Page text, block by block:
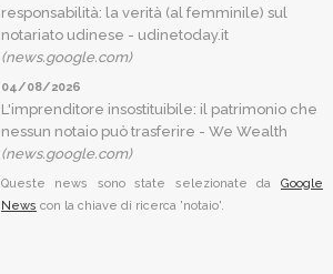
responsabilità: la verità (al femminile) sul
notariato udinese - udinetoday.it
(news.google.com)
04/08/2026
L'imprenditore insostituibile: il patrimonio che
nessun notaio può trasferire - We Wealth
(news.google.com)
Queste news sono state selezionate da Google
News con la chiave di ricerca 'notaio'.